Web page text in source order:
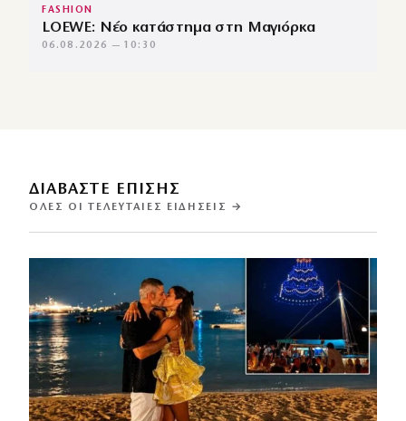
FASHION
LOEWE: Νέο κατάστημα στη Μαγιόρκα
06.08.2026 — 10:30
ΔΙΑΒΑΣΤΕ ΕΠΙΣΗΣ
ΌΛΕΣ ΟΙ ΤΕΛΕΥΤΑΊΕΣ ΕΙΔΉΣΕΙΣ →